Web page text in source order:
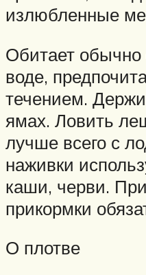
излюбленные
Обитает обычно
воде,
течением.
ямах. Ловить
лучше всего с
наживки
каши, черви.
прикормки
О плотве